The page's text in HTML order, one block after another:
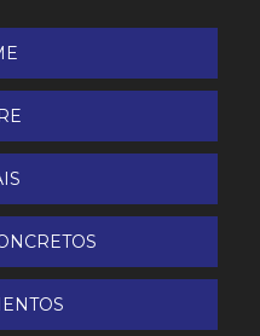
ou Corte Oxi-Acetileno
e TIG